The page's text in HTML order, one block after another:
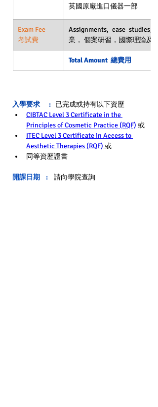
英國原廠進口儀器一部
Exam Fee
考試費
Assignments, case studies,
業， 個案研習，國際理論及
Total Amount  總費用
入學要求      : 已完成或持有以下資歷
CIBTAC Level 3 Certificate in the
Principles of Cosmetic Practice (RQF) 或
ITEC Level 3 Certificate in Access to
Aesthetic Therapies (RQF) 或
同等資歷證書
開課日期    : 請向學院查詢